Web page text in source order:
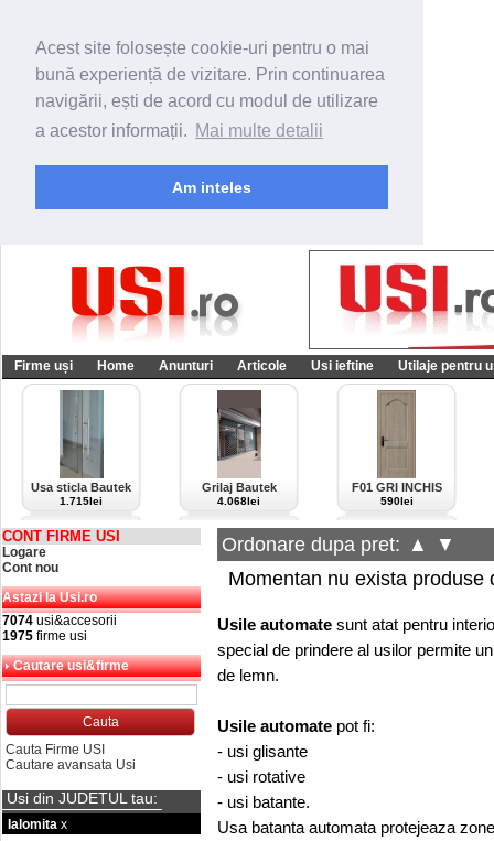
Acest site folosește cookie-uri pentru o mai
bună experiență de vizitare. Prin continuarea
navigării, ești de acord cu modul de utilizare
a acestor informații. Mai multe detalii
Am inteles
Firme uși Home Anunturi Articole Usi ieftine Utilaje pentru
Usa sticla Bautek
1.715lei
Grilaj Bautek
4.068lei
F01 GRI INCHIS
590lei
CONT FIRME USI
Logare
Cont nou
Astazi la Usi.ro
7074 usi&accesorii
1975 firme usi
Cautare usi&firme
Cauta Firme USI
Cautare avansata Usi
Usi din JUDETUL tau:
Ialomita x
Ordonare dupa pret: ▲
▼
Momentan nu exista produse
Usile automate sunt atat pentru
special de prindere al usilor permite
de lemn.
Usile automate pot fi:
- usi glisante
- usi rotative
- usi batante.
Usa batanta automata protejeaza